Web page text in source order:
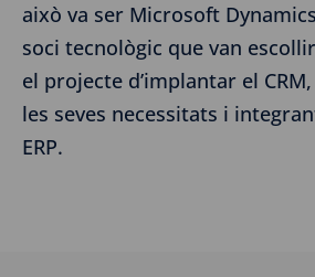
això va ser Microsoft
soci tecnològic que van
el projecte d’implantar el
les seves necessitats i
ERP.